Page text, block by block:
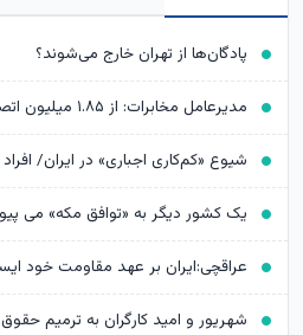
پادگان‌ها از تهران خارج می‌شوند؟
شهریور و امید کارگران به ترمیم حقوق